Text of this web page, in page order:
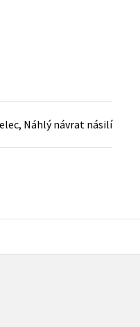
Young adult
Náhlý návrat násilí